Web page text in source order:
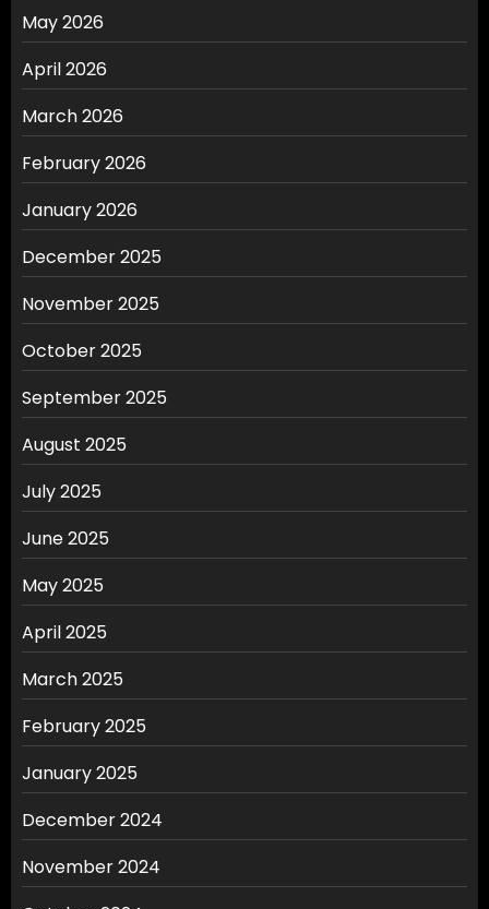
May 2026
April 2026
March 2026
February 2026
January 2026
December 2025
November 2025
October 2025
September 2025
August 2025
July 2025
June 2025
May 2025
April 2025
March 2025
February 2025
January 2025
December 2024
November 2024